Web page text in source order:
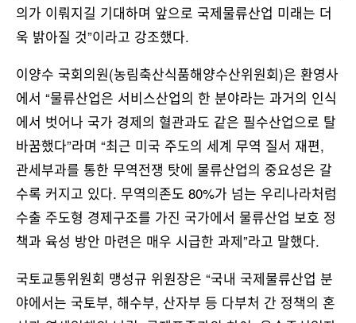
의가 이뤄지길 기대하며 앞으로 국제물류산업 미래는 더
욱 밝아질 것”이라고 강조했다.
이양수 국회의원(농림축산식품해양수산위원회)은 환영사
에서 “물류산업은 서비스산업의 한 분야라는 과거의 인식
에서 벗어나 국가 경제의 혈관과도 같은 필수산업으로 탈
바꿈했다”라며 “최근 미국 주도의 세계 무역 질서 재편,
관세부과를 통한 무역전쟁 탓에 물류산업의 중요성은 갈
수록 커지고 있다. 무역의존도 80%가 넘는 우리나라처럼
수출 주도형 경제구조를 가진 국가에서 물류산업 보호 정
책과 육성 방안 마련은 매우 시급한 과제”라고 말했다.
국토교통위원회 맹성규 위원장은 “국내 국제물류산업 분
야에서는 국토부, 해수부, 산자부 등 다부처 간 정책의 혼